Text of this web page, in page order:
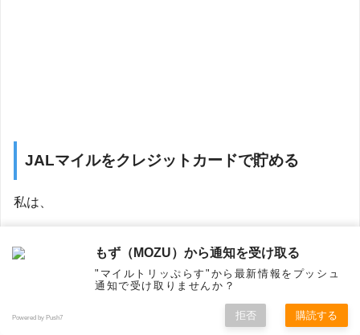
JALマイルをクレジットカードで貯める
私は、
JALカード
セゾンゴールド・アメリカン・エキスプレス・カード
ホーム メニュー トップ
もず（MOZU）から通知を受け取る
"マイルトリッぷらす"から最新情報をプッシュ
通知で受け取りませんか？
Powered by Push7 拒否 購読する